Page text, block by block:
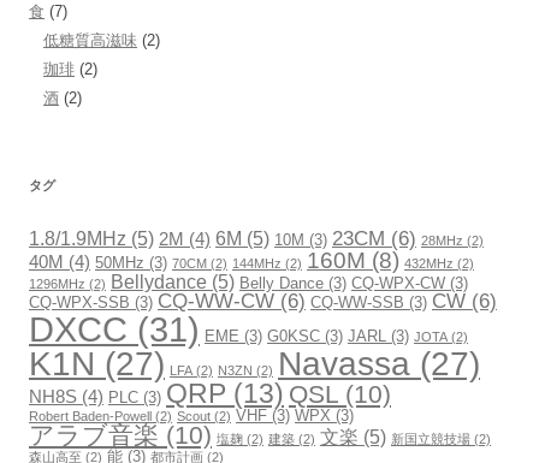
食 (7)
低糖質高滋味 (2)
珈琲 (2)
酒 (2)
タグ
1.8/1.9MHz (5) 2M (4) 6M (5) 10M (3) 23CM (6) 28MHz (2)
40M (4) 50MHz (3) 70CM (2) 144MHz (2) 160M (8) 432MHz (2)
1296MHz (2) Bellydance (5) Belly Dance (3) CQ-WPX-CW (3)
CQ-WPX-SSB (3) CQ-WW-CW (6) CQ-WW-SSB (3) CW (6)
DXCC (31) EME (3) G0KSC (3) JARL (3) JOTA (2)
K1N (27) LFA (2) N3ZN (2) Navassa (27)
NH8S (4) PLC (3) QRP (13) QSL (10)
Robert Baden-Powell (2) Scout (2) VHF (3) WPX (3)
アラブ音楽 (10) 塩麹 (2) 建築 (2) 文楽 (5) 新国立競技場 (2)
森山高至 (2) 能 (3) 都市計画 (2)